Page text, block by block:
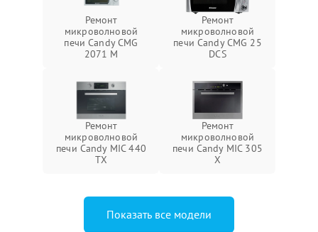
Ремонт
микроволновой
печи Candy CMG
2071 M
Ремонт
микроволновой
печи Candy CMG 25
DCS
Ремонт
микроволновой
печи Candy MIC 440
TX
Ремонт
микроволновой
печи Candy MIC 305
X
Показать все модели